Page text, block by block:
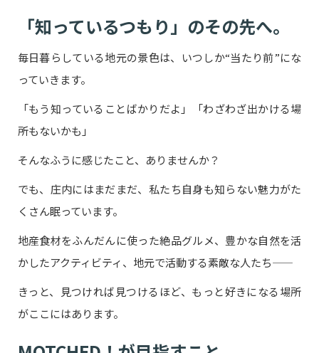
「知っているつもり」のその先へ。
毎日暮らしている地元の景色は、いつしか“当たり前”にな
っていきます。
「もう知っていることばかりだよ」「わざわざ出かける場
所もないかも」
そんなふうに感じたこと、ありませんか？
でも、庄内にはまだまだ、私たち自身も知らない魅力がた
くさん眠っています。
地産食材をふんだんに使った絶品グルメ、豊かな自然を活
かしたアクティビティ、地元で活動する素敵な人たち――
きっと、見つければ見つけるほど、もっと好きになる場所
がここにはあります。